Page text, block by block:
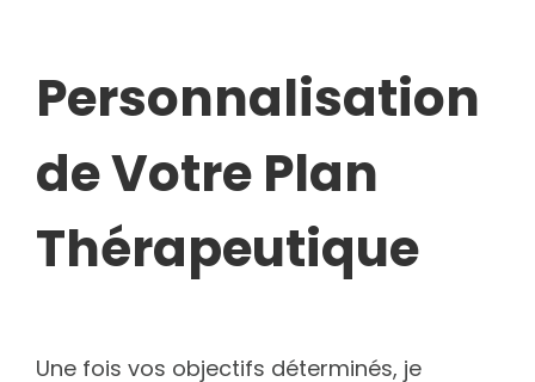
Personnalisation
de Votre Plan
Thérapeutique
Une fois vos objectifs déterminés, je